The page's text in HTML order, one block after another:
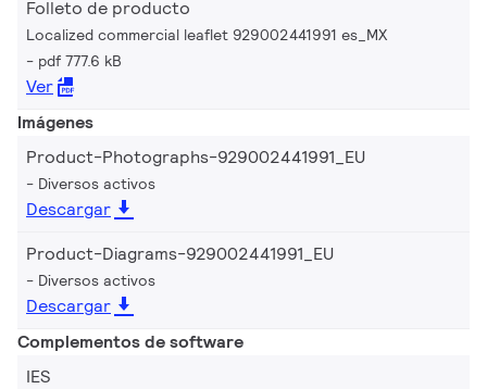
Folleto de producto
Localized commercial leaflet 929002441991 es_MX
pdf 777.6 kB
Ver
Imágenes
Product-Photographs-929002441991_EU
Diversos activos
Descargar
Product-Diagrams-929002441991_EU
Diversos activos
Descargar
Complementos de software
IES